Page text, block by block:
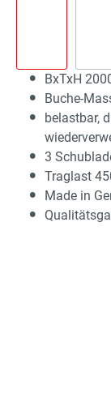
BxTxH
Buche-
belastbar,
3
Traglast
Made in